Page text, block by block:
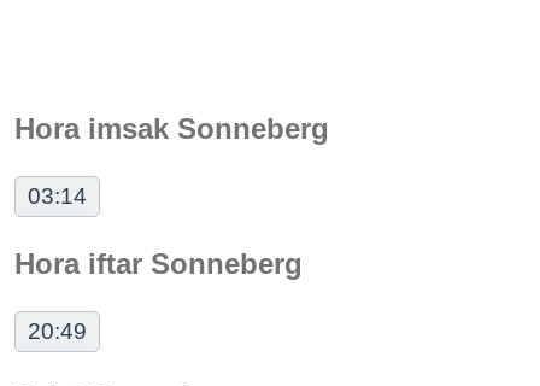
Hora imsak Sonneberg
03:14
Hora iftar Sonneberg
20:49